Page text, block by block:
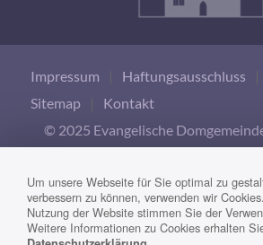
Impressum Haftungsausschluss
Sitemap
Kontakt
© 2025 Evangelische
Um unsere Webseite für Sie optimal zu
verbessern zu können, verwenden wir
Nutzung der Website stimmen Sie der
Weitere Informationen zu Cookies erhalten